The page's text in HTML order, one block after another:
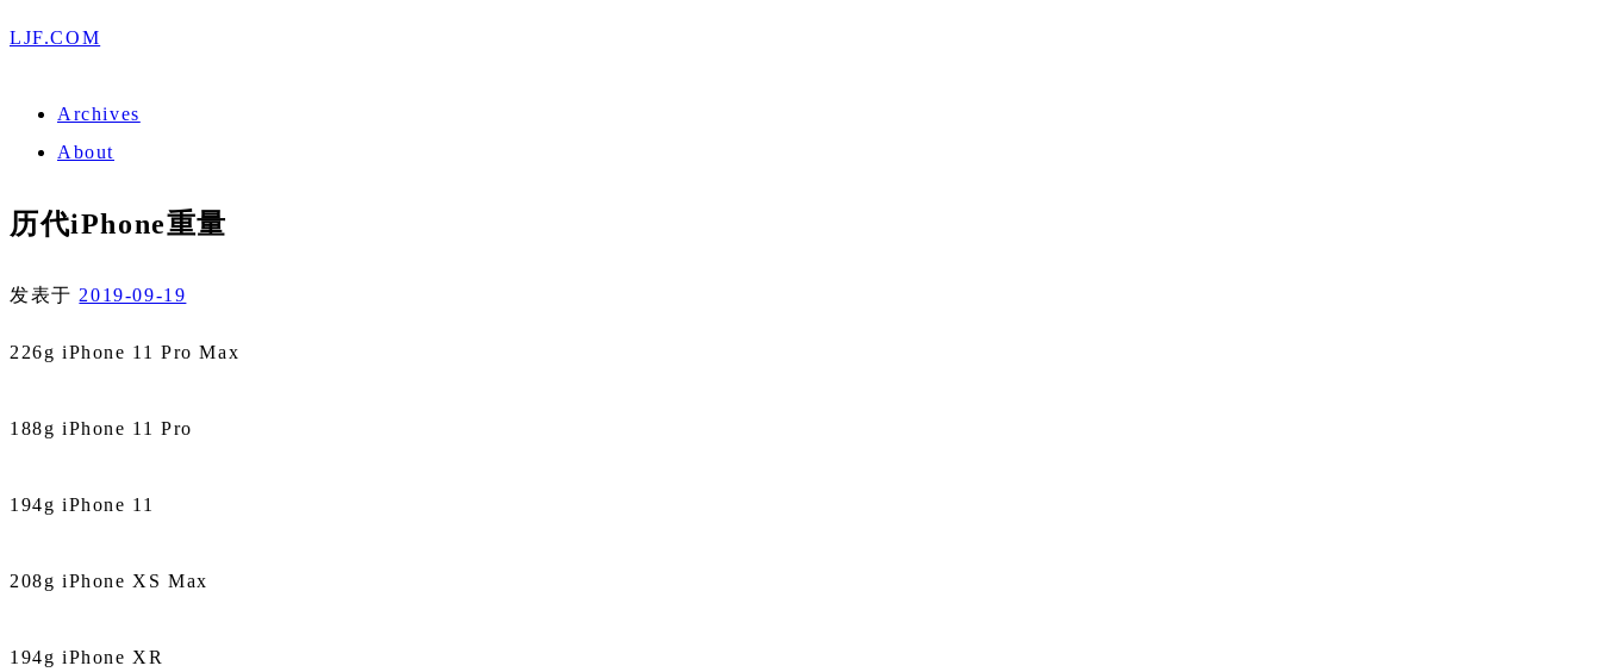
LJF.COM
Archives
About
历代iPhone重量
发表于 2019-09-19
226g iPhone 11 Pro Max
188g iPhone 11 Pro
194g iPhone 11
208g iPhone XS Max
194g iPhone XR